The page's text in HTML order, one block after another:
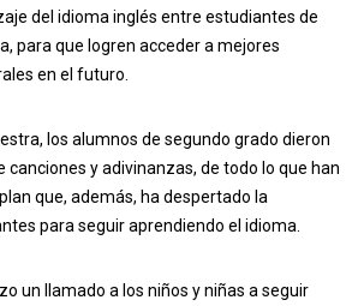
del idioma inglés entre estudiantes de
para que logren acceder a mejores
en el futuro.
los alumnos de segundo grado dieron
canciones y adivinanzas, de todo lo que han
que, además, ha despertado la
para seguir aprendiendo el idioma.
un llamado a los niños y niñas a seguir